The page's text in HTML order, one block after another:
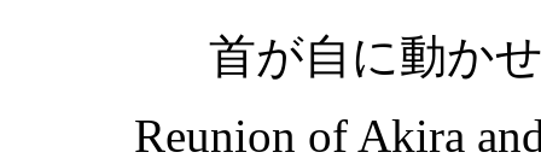
首が自に動か
Reunion of Akira